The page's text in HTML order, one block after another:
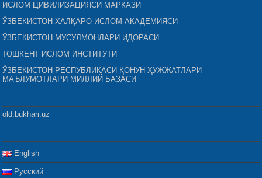
ИСЛОМ ЦИВИЛИЗАЦИЯСИ МАРКАЗИ
ЎЗБЕКИСТОН ХАЛҚАРО ИСЛОМ АКАДЕМИЯСИ
ЎЗБЕКИСТОН МУСУЛМОНЛАРИ ИДОРАСИ
ТОШКЕНТ ИСЛОМ ИНСТИТУТИ
ЎЗБЕКИСТОН РЕСПУБЛИКАСИ ҚОНУН ҲУЖЖАТЛАРИ
МАЪЛУМОТЛАРИ МИЛЛИЙ БАЗАСИ
old.bukhari.uz
English
Русский